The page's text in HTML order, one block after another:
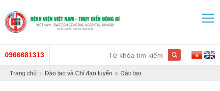
0966681313
Trang chủ Đào tạo và Chỉ đạo tuyến Đào tạo